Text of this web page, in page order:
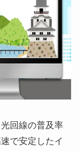
回線の普及率
で安定したイ